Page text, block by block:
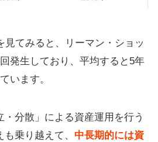
見てみると、リーマン・ショッ
発生しており、平均すると5年
います。
・分散」による資産運用を行う
乗り越えて、 中長期的には資